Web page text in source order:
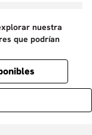
nuestra
que podrían